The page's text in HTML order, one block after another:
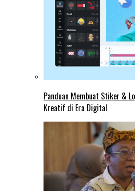
Panduan Membuat Stiker &
Kreatif di Era Digital